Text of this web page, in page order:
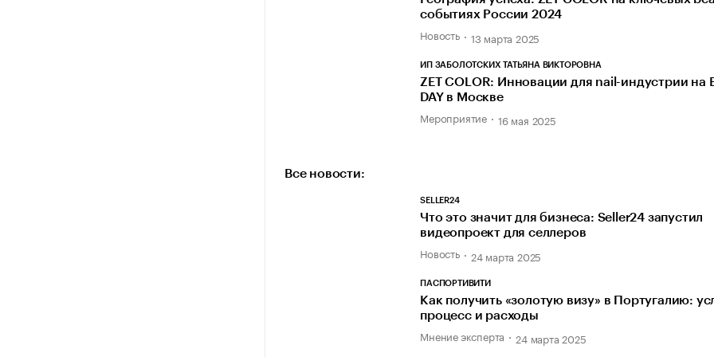
событиях России 2024
Новость 13 марта 2025
ИП ЗАБОЛОТСКИХ ТАТЬЯНА ВИКТОРОВНА
ZET COLOR: Инновации для nail-индустрии на
DAY в Москве
Мероприятие 16 мая 2025
Все новости:
SELLER24
Что это значит для бизнеса: Seller24 запустил
видеопроект для селлеров
Новость 24 марта 2025
ПАСПОРТИВИТИ
Как получить «золотую визу» в Португалию:
процесс и расходы
Мнение эксперта 24 марта 2025